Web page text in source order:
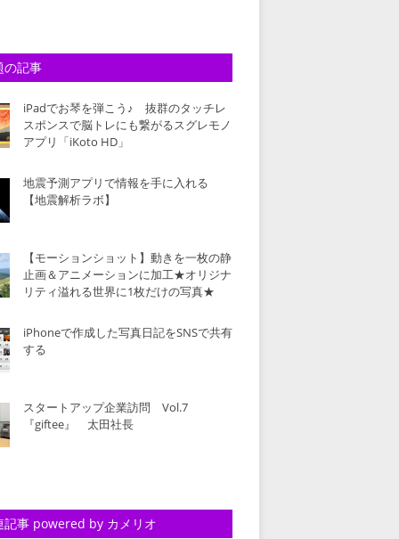
の記事
iPadでお琴を弾こう♪ 抜群のタッチレ
スポンスで脳トレにも繋がるスグレモノ
アプリ「iKoto HD」
地震予測アプリで情報を手に入れる
【地震解析ラボ】
【モーションショット】動きを一枚の静
止画＆アニメーションに加工★オリジナ
リティ溢れる世界に1枚だけの写真★
iPhoneで作成した写真日記をSNSで共有
する
スタートアップ企業訪問 Vol.7
『giftee』 太田社長
記事 powered by カメリオ